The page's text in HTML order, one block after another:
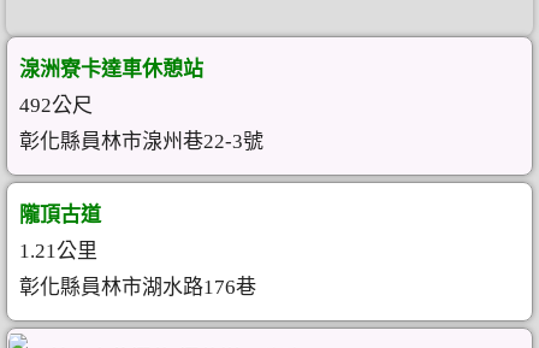
湶洲寮卡達車休憩站
492公尺
彰化縣員林市湶州巷22-3號
隴頂古道
1.21公里
彰化縣員林市湖水路176巷